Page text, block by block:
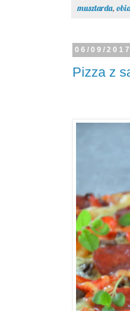
musztarda,
06/09/
Pizza z